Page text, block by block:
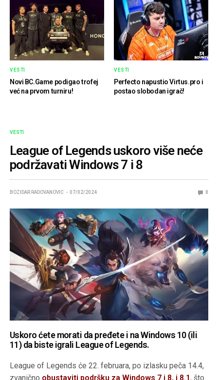
VESTI
Novi BC.Game podigao trofej
već na prvom turniru!
VESTI
Perfecto napustio Virtus.pro i
postao slobodan igrač!
VESTI
League of Legends uskoro više neće
podržavati Windows 7 i 8
BOZIDAR RADOVANOVIC 07/02/2024 0
Uskoro ćete morati da pređete i na Windows 10 (ili
11) da biste igrali League of Legends.
League of Legends će 22. februara, po izlasku peča 14.4,
zvanično obustaviti podršku za Windows 7 i 8, i 8.1, što